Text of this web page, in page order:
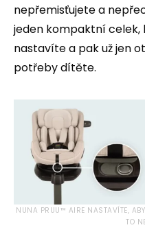
nepřemisťujete a
jeden kompaktní celek,
nastavíte a pak už jen
potřeby dítěte.
NUNA PRUU™ AIRE NASTAVÍTE,
TO